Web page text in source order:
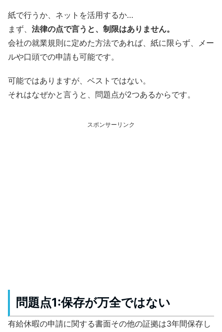
紙で行うか、ネットを活用するか…
まず、 法律の点で言うと、制限はありません。
会社の就業規則に定めた方法であれば、紙に限らず、メー
ルや口頭での申請も可能です。
可能ではありますが、ベストではない。
それはなぜかと言うと、問題点が2つあるからです。
スポンサーリンク
問題点1:保存が万全ではない
有給休暇の申請に関する書面その他の証拠は3年間保存し